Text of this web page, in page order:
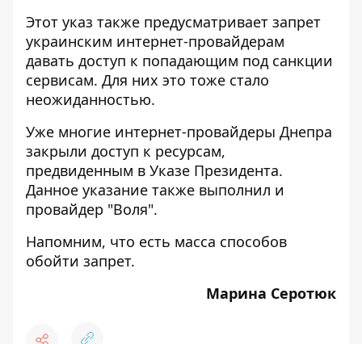
Этот указ также предусматривает запрет
украинским интернет-провайдерам
давать доступ к попадающим под санкции
сервисам. Для них это тоже стало
неожиданностью.
Уже многие интернет-провайдеры Днепра
закрыли доступ к ресурсам,
предвиденным в Указе Президента.
Данное указание также выполнил и
провайдер "Воля".
Напомним, что есть масса способов
обойти запрет.
Марина Серотюк